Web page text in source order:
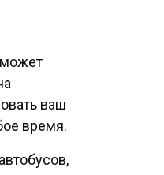
может
ваш
время.